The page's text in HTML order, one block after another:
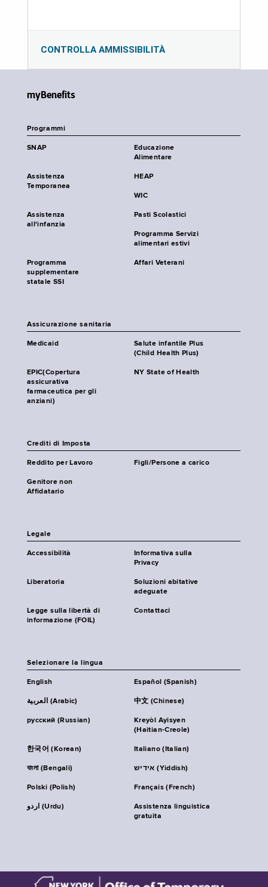
CONTROLLA AMMISSIBILITÀ
myBenefits
Programmi
SNAP
Educazione
Alimentare
Assistenza
Temporanea
HEAP
WIC
Assistenza
all'infanzia
Pasti Scolastici
Programma Servizi
alimentari estivi
Programma
supplementare
statale SSI
Affari Veterani
Assicurazione sanitaria
Medicaid
Salute infantile Plus
(Child Health Plus)
EPIC(Copertura
assicurativa
farmaceutica per gli
anziani)
NY State of Health
Crediti di Imposta
Reddito per Lavoro Figli/Persone a carico
Genitore non
Affidatario
Legale
Accessibilità
Informativa sulla
Privacy
Liberatoria
Soluzioni abitative
adeguate
Legge sulla libertà di
informazione (FOIL)
Contattaci
Selezionare la lingua
English Español (Spanish)
العربية (Arabic) 中文 (Chinese)
русский (Russian)
Kreyòl Ayisyen
(Haitian-Creole)
한국어 (Korean) Italiano (Italian)
বাংলা (Bengali) אידיש (Yiddish)
Polski (Polish) Français (French)
اردو (Urdu)
Assistenza linguistica
gratuita